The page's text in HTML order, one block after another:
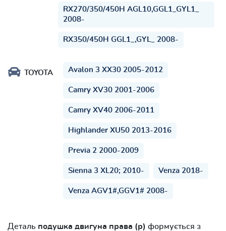
RX270/350/450H AGL10,GGL1_GYL1_
2008-
RX350/450H GGL1_,GYL_ 2008-
TOYOTA Avalon 3 XX30 2005-2012
Camry XV30 2001-2006
Camry XV40 2006-2011
Highlander XU50 2013-2016
Previa 2 2000-2009
Sienna 3 XL20; 2010- Venza 2018-
Venza AGV1#,GGV1# 2008-
Деталь подушка двигуна права (р) формується з